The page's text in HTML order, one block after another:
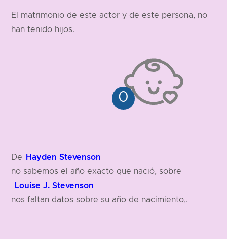
El matrimonio de este actor y de este persona, no
han tenido hijos.
De Hayden Stevenson
no sabemos el año exacto que nació, sobre
Louise J. Stevenson
nos faltan datos sobre su año de nacimiento,.